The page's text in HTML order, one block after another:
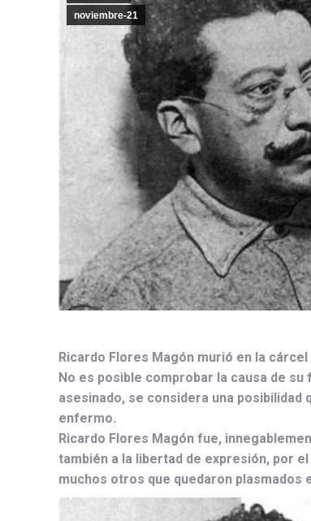
noviembre-21
Ricardo Flores Magón murió en la
No es posible comprobar la causa de
asesinado, se considera una
enfermo.
Ricardo Flores Magón fue,
también a la libertad de expresión, por
muchos otros que quedaron plasmados